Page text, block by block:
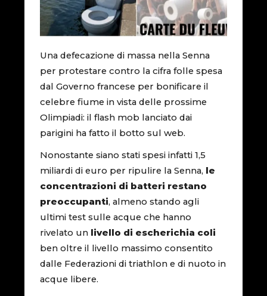
Una defecazione di massa nella Senna
per protestare contro la cifra folle spesa
dal Governo francese per bonificare il
celebre fiume in vista delle prossime
Olimpiadi: il flash mob lanciato dai
parigini ha fatto il botto sul web.
Nonostante siano stati spesi infatti 1,5
miliardi di euro per ripulire la Senna,
le
concentrazioni di batteri restano
preoccupanti, almeno stando agli
ultimi test sulle acque che hanno
rivelato un livello di escherichia coli
ben oltre il livello massimo consentito
dalle Federazioni di triathlon e di nuoto in
acque libere.